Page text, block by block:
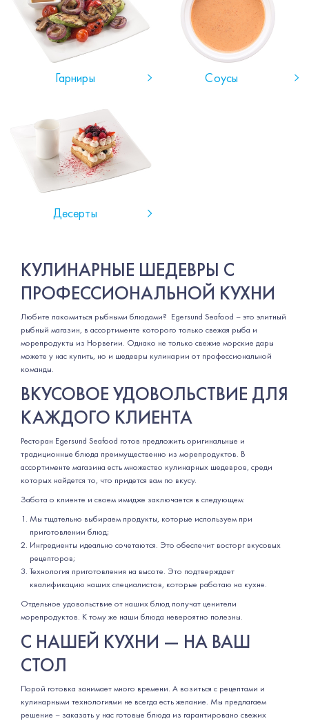
Гарниры Соусы
Десерты
КУЛИНАРНЫЕ ШЕДЕВРЫ С
ПРОФЕССИОНАЛЬНОЙ КУХНИ
Любите лакомиться рыбными блюдами? Egersund Seafood – это элитный
рыбный магазин, в ассортименте которого только свежая рыба и
морепродукты из Норвегии. Однако не только свежие морские дары
можете у нас купить, но и шедевры кулинарии от профессиональной
команды.
ВКУСОВОЕ УДОВОЛЬСТВИЕ ДЛЯ
КАЖДОГО КЛИЕНТА
Ресторан Egersund Seafood готов предложить оригинальные и
традиционные блюда преимущественно из морепродуктов. В
ассортименте магазина есть множество кулинарных шедевров, среди
которых найдется то, что придется вам по вкусу.
Забота о клиенте и своем имидже заключается в следующем:
Мы тщательно выбираем продукты, которые используем при
приготовлении блюд;
Ингредиенты идеально сочетаются. Это обеспечит восторг вкусовых
рецепторов;
Технология приготовления на высоте. Это подтверждает
квалификацию наших специалистов, которые работаю на кухне.
Отдельное удовольствие от наших блюд получат ценители
морепродуктов. К тому же наши блюда невероятно полезны.
С НАШЕЙ КУХНИ — НА ВАШ
СТОЛ
Порой готовка занимает много времени. А возиться с рецептами и
кулинарными технологиями не всегда есть желание. Мы предлагаем
решение – заказать у нас готовые блюда из гарантировано свежих